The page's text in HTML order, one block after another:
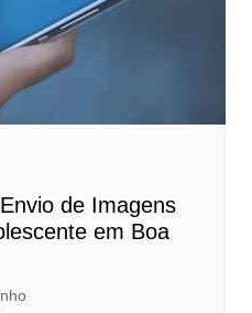
de Imagens
em Boa